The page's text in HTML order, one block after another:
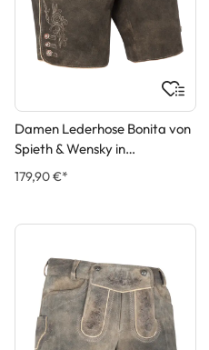
Damen Lederhose Bonita von
Spieth & Wensky in
Dunkelbraun
179,90 €*